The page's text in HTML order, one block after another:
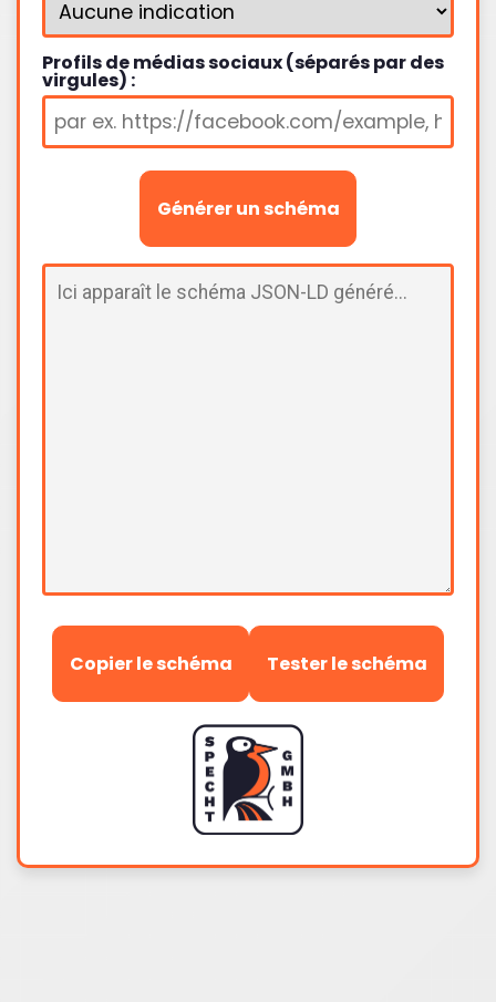
Profils de médias sociaux (séparés par des
virgules) :
Générer un schéma
Copier le schéma Tester le schéma